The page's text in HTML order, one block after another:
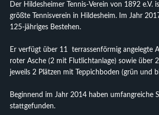
Der Hildesheimer Tennis-Verein von 1892 e.V.
größte Tennisverein in Hildesheim. Im Jahr
125-jähriges Bestehen.
Er verfügt über 11 terrassenförmig angelegte
roter Asche (2 mit Flutlichtanlage) sowie über
jeweils 2 Plätzen mit Teppichboden (grün und
Beginnend im Jahr 2014 haben umfangreiche
stattgefunden.